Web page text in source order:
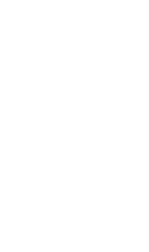
рецепция